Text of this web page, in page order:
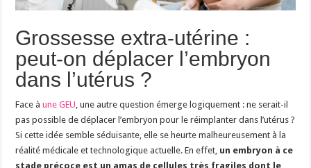
Grossesse extra-utérine :
peut-on déplacer l’embryon
dans l’utérus ?
Face àune GEU , une autre question émerge logiquement : ne serait-il
pas possible de déplacer l’embryon pour le réimplanter dans l’utérus ?
Si cette idée semble séduisante, elle se heurte malheureusement à la
réalité médicale et technologique actuelle. En effet, un embryon à ce
stade précoce est un amas de cellules très fragiles dont le